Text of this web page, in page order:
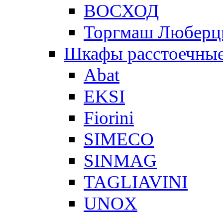
ВОСХОД
Торгмаш
Шкафы
Abat
EKSI
Fiorini
SIMECO
SINMAG
TAGLIAVINI
UNOX